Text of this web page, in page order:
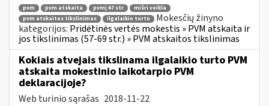
pvm pvm atskaita pvmį 67 str
mišri veikla
pvm atskaitos tikslinimas
ilgalaikio turto
Mokesčių žinyno
kategorijos: Pridėtinės vertės mokestis » PVM atskaita ir
jos tikslinimas (57-69 str.) » PVM atskaitos tikslinimas
Kokiais atvejais tikslinama ilgalaikio turto PVM
atskaita mokestinio laikotarpio PVM
deklaracijoje?
Web turinio sąrašas 2018-11-22